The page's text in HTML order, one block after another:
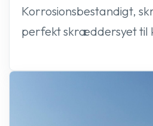
Korrosionsbestandigt,
perfekt skræddersyet til